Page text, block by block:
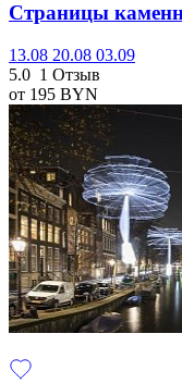
Страницы
13.08 20.08 03.09
5.0 1 Отзыв
от 195 BYN